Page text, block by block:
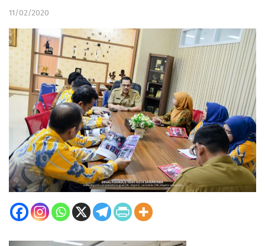
11/02/2020